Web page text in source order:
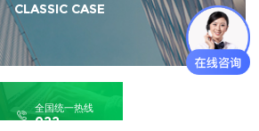
CLASSIC CASE
全国统一热线
022-